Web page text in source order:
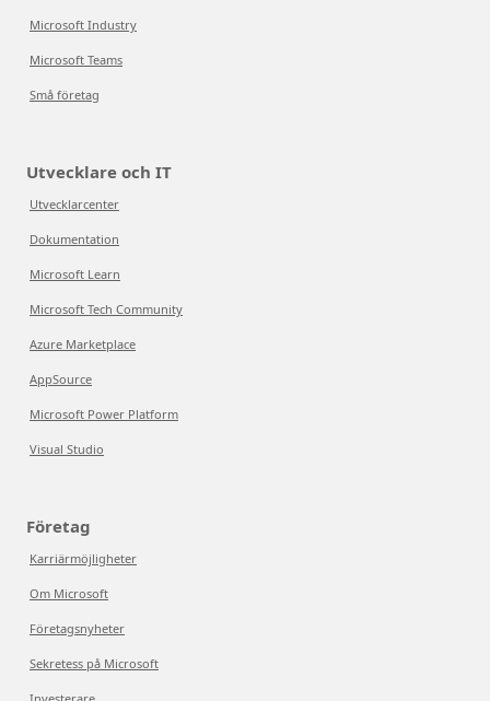
Microsoft Industry
Microsoft Teams
Små företag
Utvecklare och IT
Utvecklarcenter
Dokumentation
Microsoft Learn
Microsoft Tech Community
Azure Marketplace
AppSource
Microsoft Power Platform
Visual Studio
Företag
Karriärmöjligheter
Om Microsoft
Företagsnyheter
Sekretess på Microsoft